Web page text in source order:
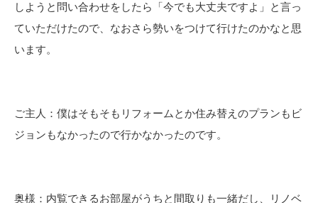
しようと問い合わせをしたら「今でも大丈夫ですよ」と言っ
ていただけたので、なおさら勢いをつけて行けたのかなと思
います。
ご主人：僕はそもそもリフォームとか住み替えのプランもビ
ジョンもなかったので行かなかったのです。
奥様：内覧できるお部屋がうちと間取りも一緒だし、リノベ